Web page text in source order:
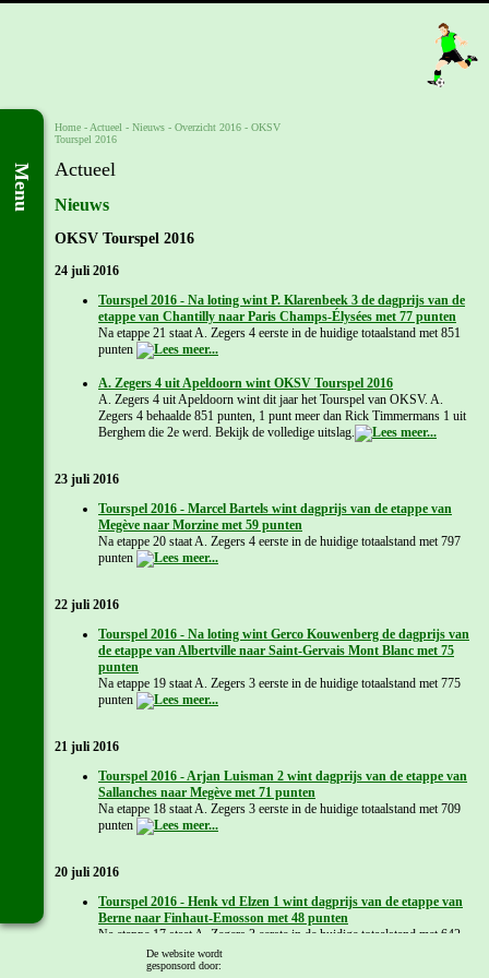
Menu
Home - Actueel - Nieuws - Overzicht 2016 - OKSV
Tourspel 2016
Actueel
Nieuws
OKSV Tourspel 2016
24 juli 2016
Tourspel 2016 - Na loting wint P. Klarenbeek 3 de dagprijs van de
etappe van Chantilly naar Paris Champs-Élysées met 77 punten
Na etappe 21 staat A. Zegers 4 eerste in de huidige totaalstand met 851
punten
A. Zegers 4 uit Apeldoorn wint OKSV Tourspel 2016
A. Zegers 4 uit Apeldoorn wint dit jaar het Tourspel van OKSV. A.
Zegers 4 behaalde 851 punten, 1 punt meer dan Rick Timmermans 1 uit
Berghem die 2e werd. Bekijk de volledige uitslag.
23 juli 2016
Tourspel 2016 - Marcel Bartels wint dagprijs van de etappe van
Megève naar Morzine met 59 punten
Na etappe 20 staat A. Zegers 4 eerste in de huidige totaalstand met 797
punten
22 juli 2016
Tourspel 2016 - Na loting wint Gerco Kouwenberg de dagprijs van
de etappe van Albertville naar Saint-Gervais Mont Blanc met 75
punten
Na etappe 19 staat A. Zegers 3 eerste in de huidige totaalstand met 775
punten
21 juli 2016
Tourspel 2016 - Arjan Luisman 2 wint dagprijs van de etappe van
Sallanches naar Megève met 71 punten
Na etappe 18 staat A. Zegers 3 eerste in de huidige totaalstand met 709
punten
20 juli 2016
Tourspel 2016 - Henk vd Elzen 1 wint dagprijs van de etappe van
Berne naar Finhaut-Emosson met 48 punten
Na etappe 17 staat A. Zegers 3 eerste in de huidige totaalstand met 642
De website wordt
gesponsord door: